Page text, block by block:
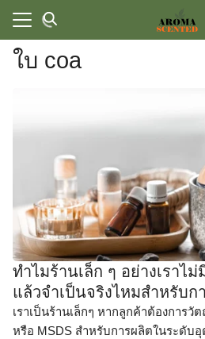
content
Store
Store
ใบ coa
ทำไมร้านเล็ก ๆ อย่างเราไ
แล้วจำเป็นจริงไหมสำหรับก
เราเป็นร้านเล็กๆ หากลูกค้าต้องการวั
หรือ MSDS สำหรับการผลิตในระดับ